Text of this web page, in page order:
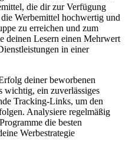
die dir zur Verfügung
Werbemittel hochwertig und
zu erreichen und zum
deinen Lesern einen Mehrwert
in einer
deiner beworbenen
wichtig, ein zuverlässiges
Tracking-Links, um den
Analysiere regelmäßig
die besten
Werbestrategie